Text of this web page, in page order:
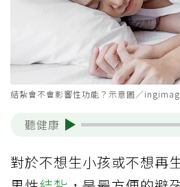
結紮會不會影響性功能？示意圖／
聽健康
對於不想生小孩或不想再